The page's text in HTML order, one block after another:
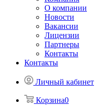
О компании
Новости
Вакансии
Лицензии
Партнеры
Контакты
Контакты
Личный кабинет
Корзина0